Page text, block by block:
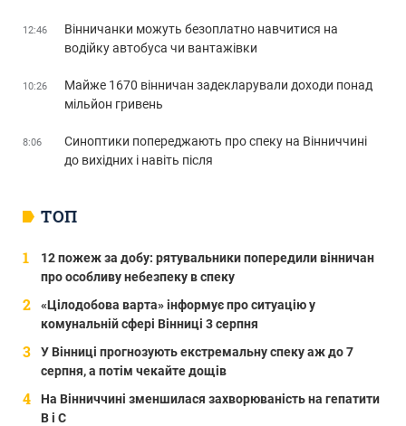
ТОП
12 пожеж за добу: рятувальники попередили вінничан
про особливу небезпеку в спеку
«Цілодобова варта» інформує про ситуацію у
комунальній сфері Вінниці 3 серпня
У Вінниці прогнозують екстремальну спеку аж до 7
серпня, а потім чекайте дощів
На Вінниччині зменшилася захворюваність на гепатити
В і С
12:46
Вінничанки можуть безоплатно навчитися на
водійку автобуса чи вантажівки
10:26
Майже 1670 вінничан задекларували доходи понад
мільйон гривень
8:06
Синоптики попереджають про спеку на Вінниччині
до вихідних і навіть після